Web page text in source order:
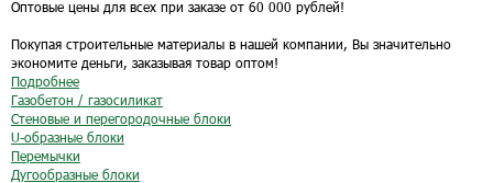
Оптовые цены для всех при заказе от 60 000 рублей!
Покупая строительные материалы в нашей компании, Вы значительно
экономите деньги, заказывая товар оптом!
Подробнее
Газобетон / газосиликат
Стеновые и перегородочные блоки
U-образные блоки
Перемычки
Дугообразные блоки